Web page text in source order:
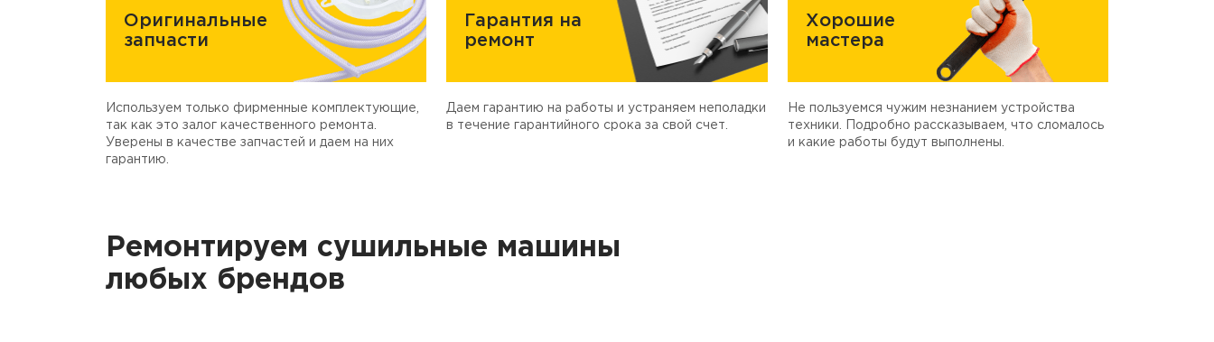
Оригинальные
запчасти
Используем только фирменные комплектующие,
так как это залог качественного ремонта.
Уверены в качестве запчастей и даем на них
гарантию.
Гарантия на
ремонт
Даем гарантию на работы и устраняем неполадки
в течение гарантийного срока за свой счет.
Хорошие
мастера
Не пользуемся чужим незнанием устройства
техники. Подробно рассказываем, что сломалось
и какие работы будут выполнены.
Ремонтируем сушильные машины
любых брендов